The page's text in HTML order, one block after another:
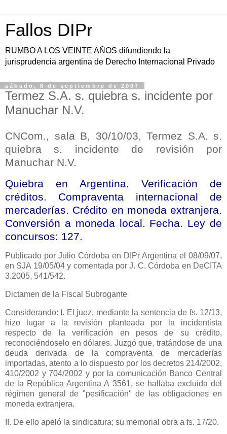
Fallos DIPr
RUMBO A LOS VEINTE AÑOS difundiendo la
jurisprudencia argentina de Derecho Internacional Privado
sábado, 8 de septiembre de 2007
Termez S.A. s. quiebra s. incidente por
Manuchar N.V.
CNCom., sala B, 30/10/03, Termez S.A. s.
quiebra s. incidente de revisión por
Manuchar N.V.
Quiebra en Argentina. Verificación de
créditos. Compraventa internacional de
mercaderías. Crédito en moneda extranjera.
Conversión a moneda local. Fecha. Ley de
concursos: 127.
Publicado por Julio Córdoba en DIPr Argentina el 08/09/07,
en SJA 19/05/04 y comentada por J. C. Córdoba en DeCITA
3.2005, 541/542.
Dictamen de la Fiscal Subrogante
Considerando: I. El juez, mediante la sentencia de fs. 12/13,
hizo lugar a la revisión planteada por la incidentista
respecto de la verificación en pesos de su crédito,
reconociéndoselo en dólares. Juzgó que, tratándose de una
deuda derivada de la compraventa de mercaderías
importadas, atento a lo dispuesto por los decretos 214/2002,
410/2002 y 704/2002 y por la comunicación Banco Central
de la República Argentina A 3561, se hallaba excluida del
régimen general de "pesificación" de las obligaciones en
moneda extranjera.
II. De ello apeló la sindicatura; su memorial obra a fs. 17/20.